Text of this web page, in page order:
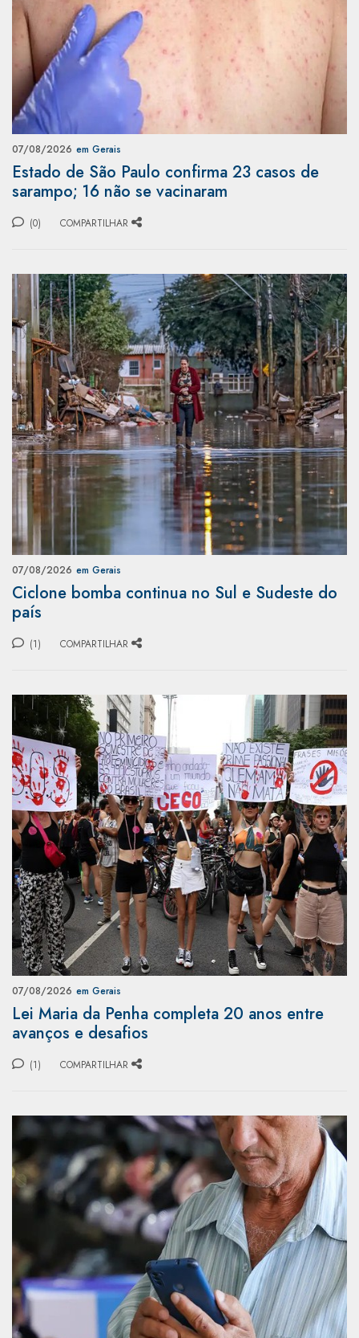
07/08/2026 em Gerais
Estado de São Paulo confirma 23 casos de
sarampo; 16 não se vacinaram
(0) COMPARTILHAR
07/08/2026 em Gerais
Ciclone bomba continua no Sul e Sudeste do
país
(1) COMPARTILHAR
07/08/2026 em Gerais
Lei Maria da Penha completa 20 anos entre
avanços e desafios
(1) COMPARTILHAR